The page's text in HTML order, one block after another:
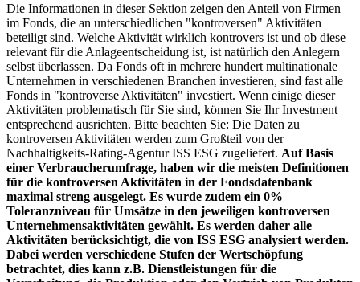
Die Informationen in dieser Sektion zeigen den Anteil von Firmen
im Fonds, die an unterschiedlichen "kontroversen" Aktivitäten
beteiligt sind. Welche Aktivität wirklich kontrovers ist und ob diese
relevant für die Anlageentscheidung ist, ist natürlich den Anlegern
selbst überlassen. Da Fonds oft in mehrere hundert multinationale
Unternehmen in verschiedenen Branchen investieren, sind fast alle
Fonds in "kontroverse Aktivitäten" investiert. Wenn einige dieser
Aktivitäten problematisch für Sie sind, können Sie Ihr Investment
entsprechend ausrichten. Bitte beachten Sie: Die Daten zu
kontroversen Aktivitäten werden zum Großteil von der
Nachhaltigkeits-Rating-Agentur ISS ESG zugeliefert. Auf Basis
einer Verbraucherumfrage, haben wir die meisten Definitionen
für die kontroversen Aktivitäten in der Fondsdatenbank
maximal streng ausgelegt. Es wurde zudem ein 0%
Toleranzniveau für Umsätze in den jeweiligen kontroversen
Unternehmensaktivitäten gewählt. Es werden daher alle
Aktivitäten berücksichtigt, die von ISS ESG analysiert werden.
Dabei werden verschiedene Stufen der Wertschöpfung
betrachtet, dies kann z.B. Dienstleistungen für die